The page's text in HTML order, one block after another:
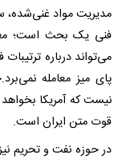
مدیریت مواد غنی‌شده،
فنی یک بحث است؛
می‌تواند درباره
نیست که آمریکا
قوت متن ایران است.
در حوزه نفت و تحریم